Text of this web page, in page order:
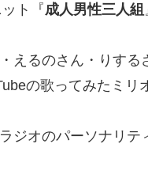
ト『成人男性三人組
えるのさん・りす
の歌ってみたミリ
ジオのパーソナリ